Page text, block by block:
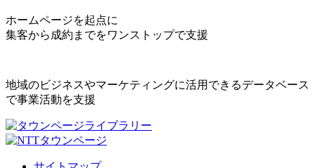
ホームページを起点に
集客から成約までをワンストップで支援
地域のビジネスやマーケティングに活用できるデータベース
で事業活動を支援